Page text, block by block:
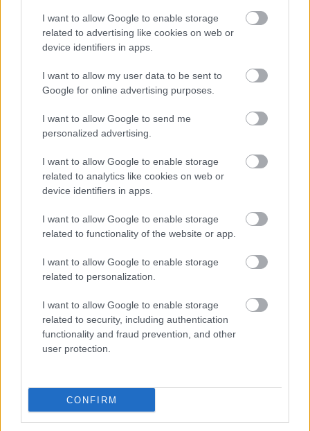
I want to allow Google to enable storage
related to advertising like cookies on web or
device identifiers in apps.
I want to allow my user data to be sent to
Google for online advertising purposes.
I want to allow Google to send me
personalized advertising.
I want to allow Google to enable storage
related to analytics like cookies on web or
device identifiers in apps.
I want to allow Google to enable storage
related to functionality of the website or app.
I want to allow Google to enable storage
related to personalization.
I want to allow Google to enable storage
related to security, including authentication
functionality and fraud prevention, and other
user protection.
CONFIRM
ΜΠΕΙΤΕ ΣΤΗ ΣΥΖΗΤΗΣΗ
Loading...
Προσθήκη Σχολίου
ΣΗΜΕΡΑ ΣΤΟ IATRONET.GR